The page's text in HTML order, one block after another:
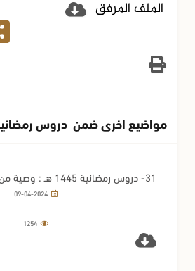
الملف المرفق
مواضيع اخرى ضمن دروس
31- دروس رمضانية
09-04-2024
1254